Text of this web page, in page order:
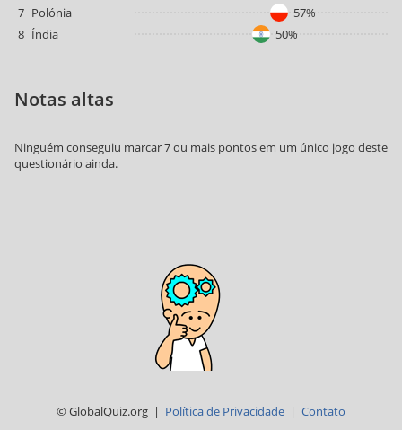
7 Polónia
57%
8 Índia 50%
Notas altas
Ninguém conseguiu marcar 7 ou mais pontos em um único jogo deste
questionário ainda.
© GlobalQuiz.org | Política de Privacidade | Contato